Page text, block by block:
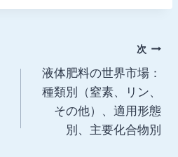
次
液体肥料の世界市場：
種類別（窒素、リン、
その他）、適用形態
別、主要化合物別